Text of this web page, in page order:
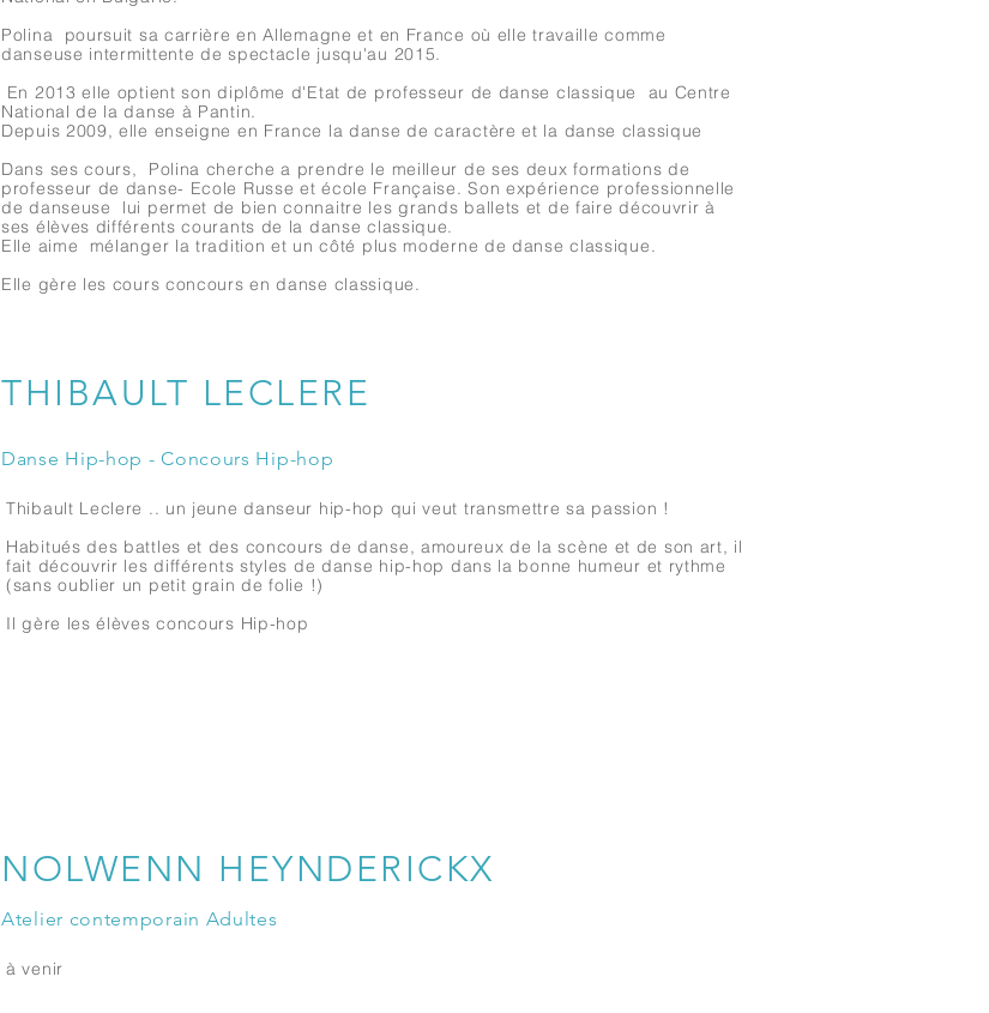
Polina poursuit sa carrière en Allemagne et en France où elle travaille comme
danseuse intermittente de spectacle jusqu'au 2015.
En 2013 elle optient son diplôme d'Etat de professeur de danse classique au Centre
National de la danse à Pantin.
Depuis 2009, elle enseigne en France la danse de caractère et la danse classique
Dans ses cours, Polina cherche a prendre le meilleur de ses deux formations de
professeur de danse- Ecole Russe et école Française. Son expérience professionnelle
de danseuse lui permet de bien connaitre les grands ballets et de faire découvrir à
ses élèves différents courants de la danse classique.
Elle aime mélanger la tradition et un côté plus moderne de danse classique.
Elle gère les cours concours en danse classique.
THIBAULT LECLERE
Danse Hip-hop - Concours Hip-hop
Thibault Leclere .. un jeune danseur hip-hop qui veut transmettre sa passion !
Habitués des battles et des concours de danse, amoureux de la scène et de son art, il
fait découvrir les différents styles de danse hip-hop dans la bonne humeur et rythme
(sans oublier un petit grain de folie !)
Il gère les élèves concours Hip-hop
NOLWENN HEYNDERICKX
Atelier contemporain Adultes
à venir